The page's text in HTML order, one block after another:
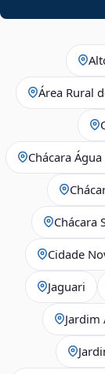
Área Rural
Chácara
Chácara
Cidade
Jaguari
Jardim